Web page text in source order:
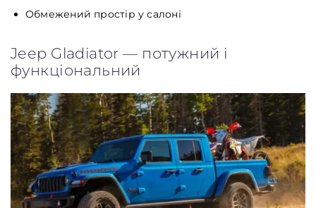
Обмежений простір у салоні
Jeep Gladiator — потужний і
функціональний